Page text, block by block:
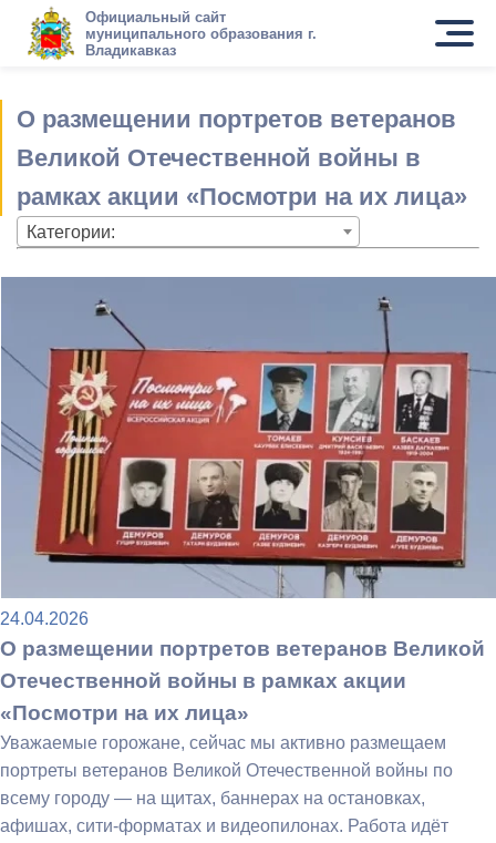
Официальный сайт
муниципального образования г.
Владикавказ
О размещении портретов ветеранов
Великой Отечественной войны в
рамках акции «Посмотри на их лица»
Категории:
24.04.2026
О размещении портретов ветеранов Великой
Отечественной войны в рамках акции
«Посмотри на их лица»
Уважаемые горожане, сейчас мы активно размещаем
портреты ветеранов Великой Отечественной войны по
всему городу — на щитах, баннерах на остановках,
афишах, сити-форматах и видеопилонах. Работа идёт